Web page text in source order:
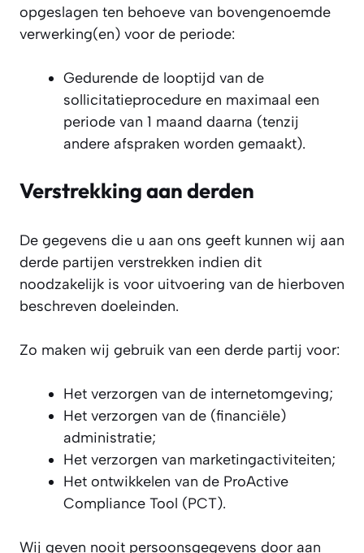
opgeslagen ten behoeve van bovengenoemde
verwerking(en) voor de periode:
Gedurende de looptijd van de
sollicitatieprocedure en maximaal een
periode van 1 maand daarna (tenzij
andere afspraken worden gemaakt).
Verstrekking aan derden
De gegevens die u aan ons geeft kunnen wij aan
derde partijen verstrekken indien dit
noodzakelijk is voor uitvoering van de hierboven
beschreven doeleinden.
Zo maken wij gebruik van een derde partij voor:
Het verzorgen van de internetomgeving;
Het verzorgen van de (financiële)
administratie;
Het verzorgen van marketingactiviteiten;
Het ontwikkelen van de ProActive
Compliance Tool (PCT).
Wij geven nooit persoonsgegevens door aan